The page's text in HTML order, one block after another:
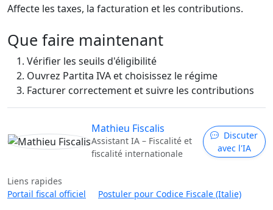
Affecte les taxes, la facturation et les contributions.
Que faire maintenant
Vérifier les seuils d'éligibilité
Ouvrez Partita IVA et choisissez le régime
Facturer correctement et suivre les contributions
Mathieu Fiscalis
Assistant IA – Fiscalité et
fiscalité internationale
Discuter
avec l'IA
Liens rapides
Portail fiscal officiel
Postuler pour Codice Fiscale (Italie)